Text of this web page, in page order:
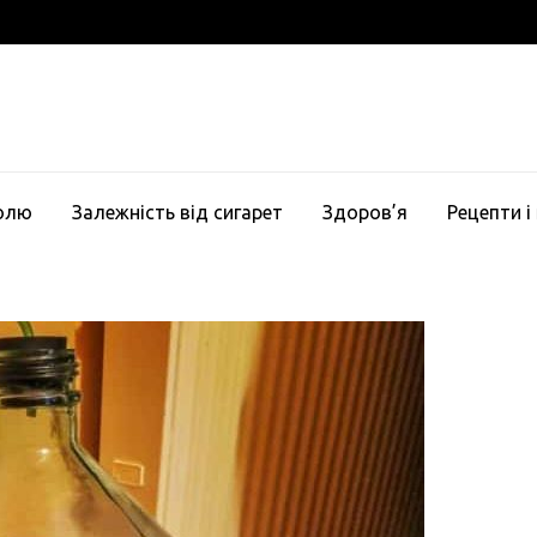
Залежність від сигарет Здоров’я Рецепти